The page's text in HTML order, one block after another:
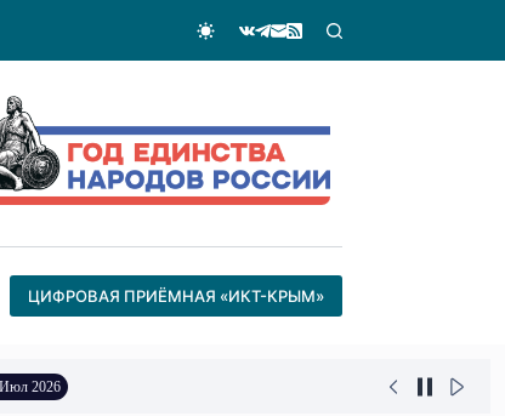
ЦИФРОВАЯ ПРИЁМНАЯ «ИКТ-КРЫМ»